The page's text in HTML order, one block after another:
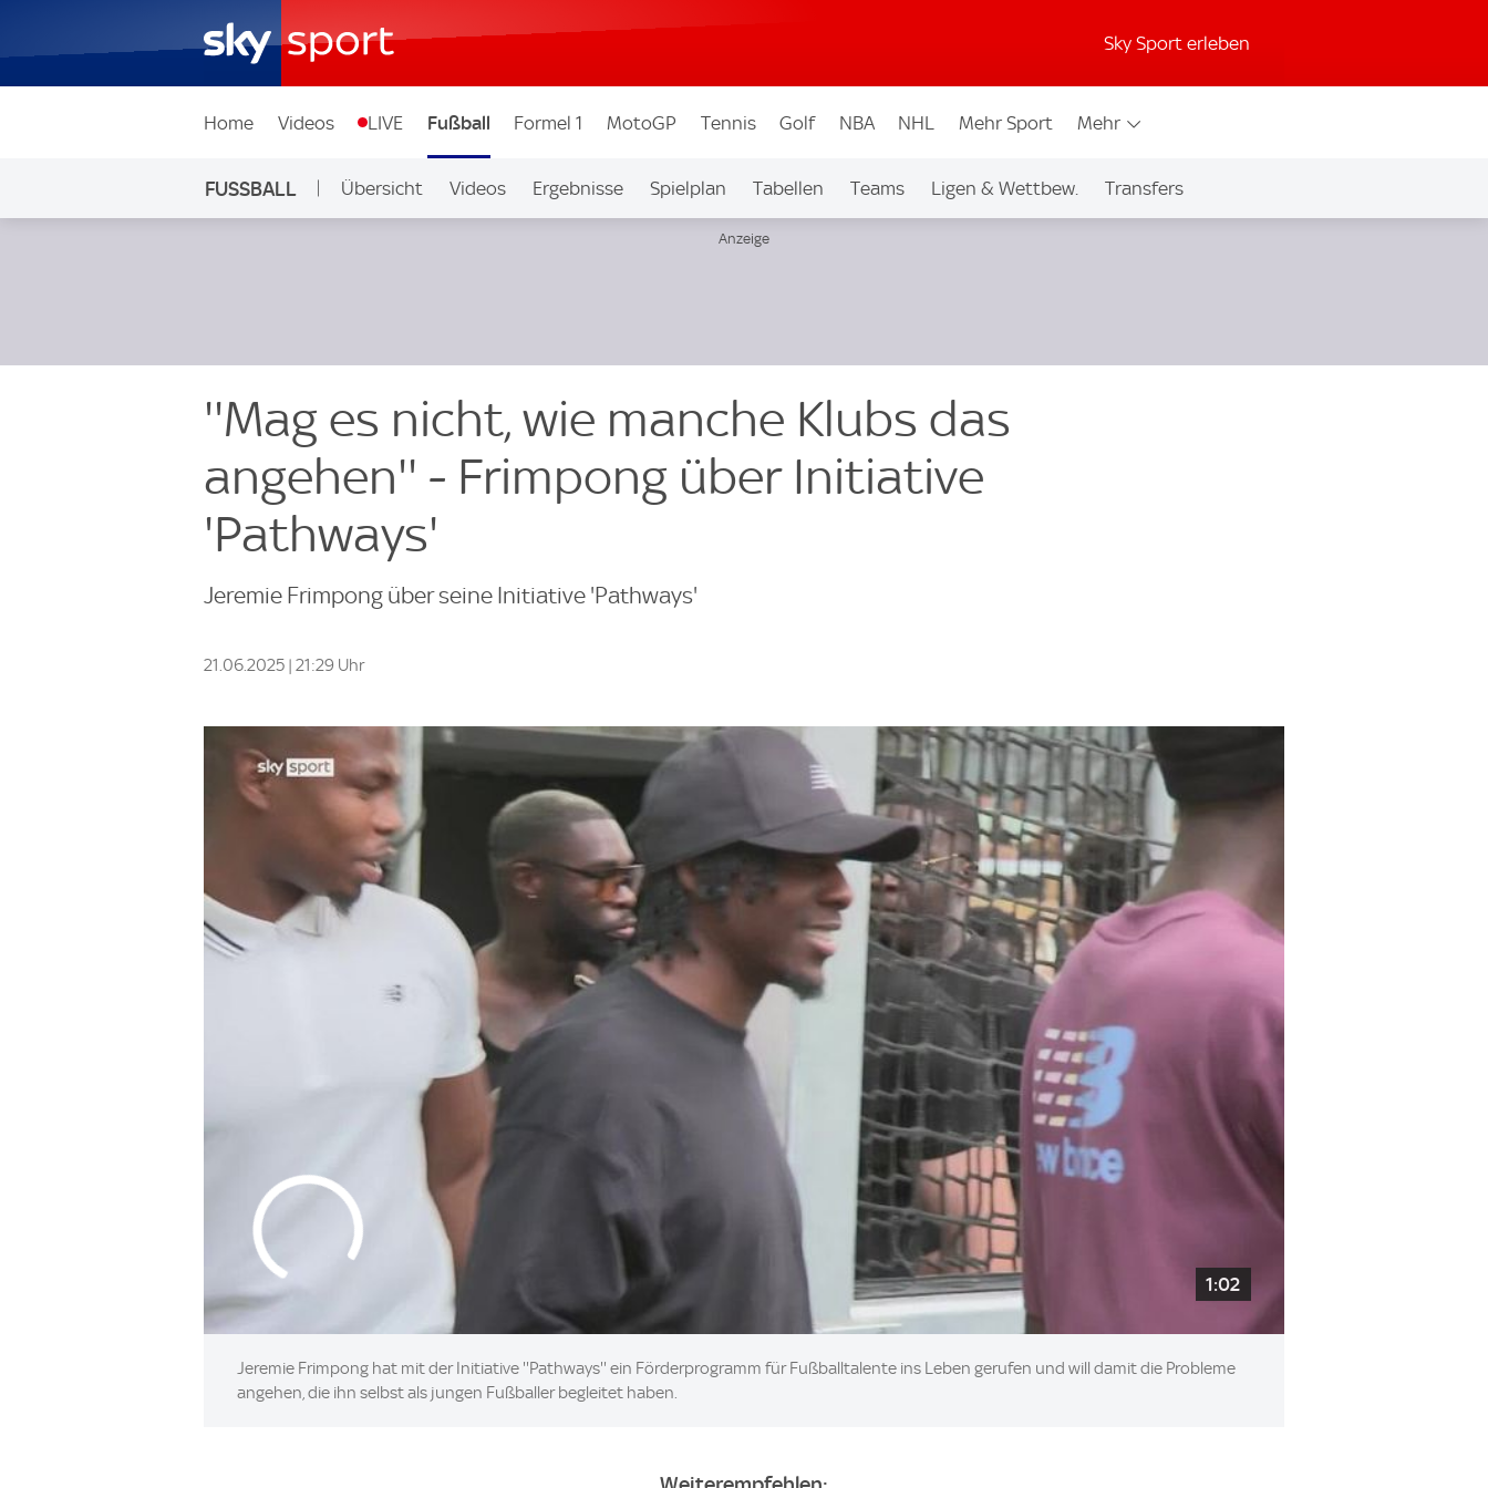
Sky Sport erleben
Home Videos LIVE Fußball Formel 1 MotoGP Tennis Golf NBA NHL Mehr Sport Mehr
FUSSBALL Übersicht Videos Ergebnisse Spielplan Tabellen Teams Ligen & Wettbew. Transfers
''Mag es nicht, wie manche Klubs das
angehen'' - Frimpong über Initiative
'Pathways'
Jeremie Frimpong über seine Initiative 'Pathways'
21.06.2025 | 21:29 Uhr
1:02
Jeremie Frimpong hat mit der Initiative ''Pathways'' ein Förderprogramm für Fußballtalente ins Leben gerufen und will damit die Probleme
angehen, die ihn selbst als jungen Fußballer begleitet haben.